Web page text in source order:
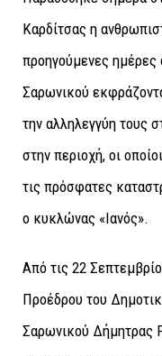
Καρδίτσας η
προηγούμενες ημέρες
Σαρωνικού
την αλληλεγγύη τους
στην περιοχή, οι
τις πρόσφατες
ο κυκλώνας «Ιανός».
Από τις 22
Προέδρου του
Σαρωνικού Δήμητρας